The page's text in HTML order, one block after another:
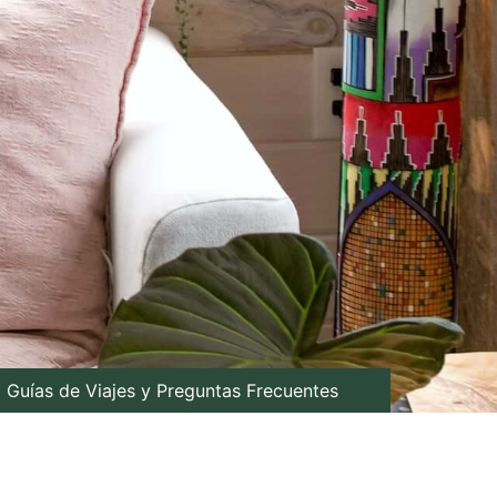
Guías de Viajes y Preguntas Frecuentes